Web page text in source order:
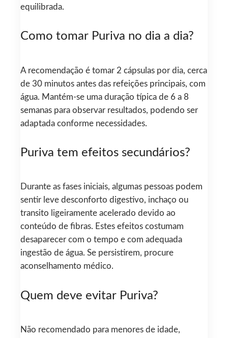
equilibrada.
Como tomar Puriva no dia a dia?
A recomendação é tomar 2 cápsulas por dia, cerca
de 30 minutos antes das refeições principais, com
água. Mantém-se uma duração típica de 6 a 8
semanas para observar resultados, podendo ser
adaptada conforme necessidades.
Puriva tem efeitos secundários?
Durante as fases iniciais, algumas pessoas podem
sentir leve desconforto digestivo, inchaço ou
transito ligeiramente acelerado devido ao
conteúdo de fibras. Estes efeitos costumam
desaparecer com o tempo e com adequada
ingestão de água. Se persistirem, procure
aconselhamento médico.
Quem deve evitar Puriva?
Não recomendado para menores de idade,